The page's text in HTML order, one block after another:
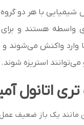
با هر دو گروه
واسطه هستند و
وارد واکنش می­‌شوند و
استریزه شوند.
اتانول
مانند یک باز ضعیف